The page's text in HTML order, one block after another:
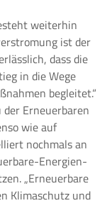
weiterhin
ist der
dass die
in die Wege
begleitet.“
Erneuerbaren
wie auf
nochmals an
Energien-
„Erneuerbare
Klimaschutz und